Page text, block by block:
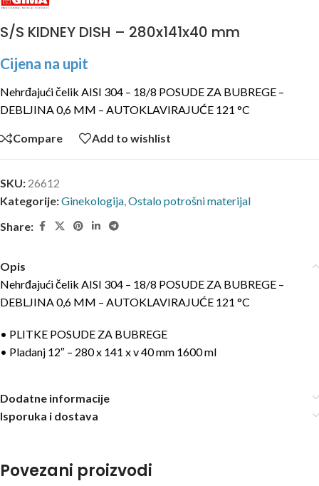
S/S KIDNEY DISH – 280x141x40 mm
Cijena na upit
Nehrđajući čelik AISI 304 – 18/8 POSUDE ZA BUBREGE –
DEBLJINA 0,6 MM – AUTOKLAVIRAJUĆE 121 °C
Compare Add to wishlist
SKU: 26612
Kategorije:Ginekologija Ostalo potrošni materijal
Share:
Opis
Nehrđajući čelik AISI 304 – 18/8 POSUDE ZA BUBREGE –
DEBLJINA 0,6 MM – AUTOKLAVIRAJUĆE 121 °C
• PLITKE POSUDE ZA BUBREGE
• Pladanj 12″ – 280 x 141 x v 40 mm 1600 ml
Dodatne informacije
Isporuka i dostava
Povezani proizvodi